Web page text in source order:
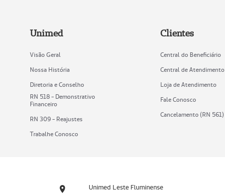
Unimed
Visão Geral
Nossa História
Diretoria e Conselho
RN 518 - Demonstrativo
Financeiro
RN 309 - Reajustes
Trabalhe Conosco
Clientes
Central do Beneficiário
Central de Atendimento
Loja de Atendimento
Fale Conosco
Cancelamento (RN 561)
Unimed Leste Fluminense